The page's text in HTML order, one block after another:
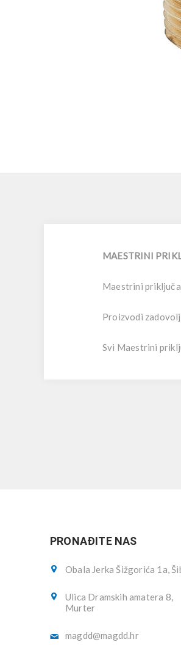
MAESTRINI
Maestrini
Proizvodi
Svi Maestrini
PRONAĐITE NAS
Obala Jerka Šižgorića 1a,
Ulica Dramskih amatera 8,
Murter
magdd@magdd.hr